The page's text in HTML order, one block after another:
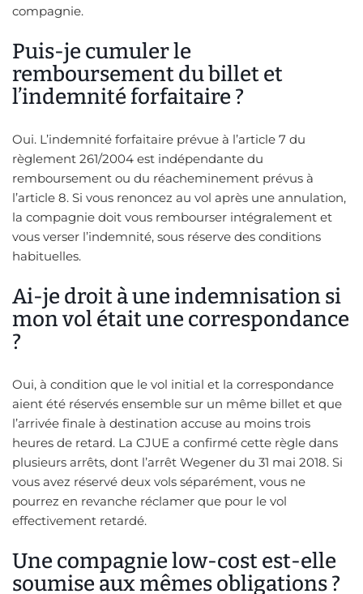
compagnie.
Puis-je cumuler le
remboursement du billet et
l’indemnité forfaitaire ?
Oui. L’indemnité forfaitaire prévue à l’article 7 du
règlement 261/2004 est indépendante du
remboursement ou du réacheminement prévus à
l’article 8. Si vous renoncez au vol après une annulation,
la compagnie doit vous rembourser intégralement et
vous verser l’indemnité, sous réserve des conditions
habituelles.
Ai-je droit à une indemnisation si
mon vol était une correspondance
?
Oui, à condition que le vol initial et la correspondance
aient été réservés ensemble sur un même billet et que
l’arrivée finale à destination accuse au moins trois
heures de retard. La CJUE a confirmé cette règle dans
plusieurs arrêts, dont l’arrêt Wegener du 31 mai 2018. Si
vous avez réservé deux vols séparément, vous ne
pourrez en revanche réclamer que pour le vol
effectivement retardé.
Une compagnie low-cost est-elle
soumise aux mêmes obligations ?